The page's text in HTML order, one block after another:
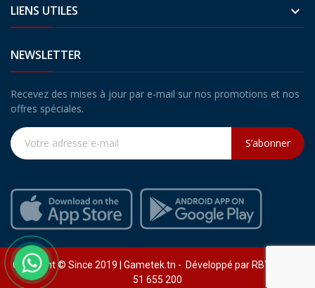
LIENS UTILES 
NEWSLETTER
Recevez des mises à jour par e-mail sur nos promotions et nos
offres spéciales.
S’abonner
Copyright © Since 2019 | Gametek.tn - Développé par RBY (+216)
51 655 200